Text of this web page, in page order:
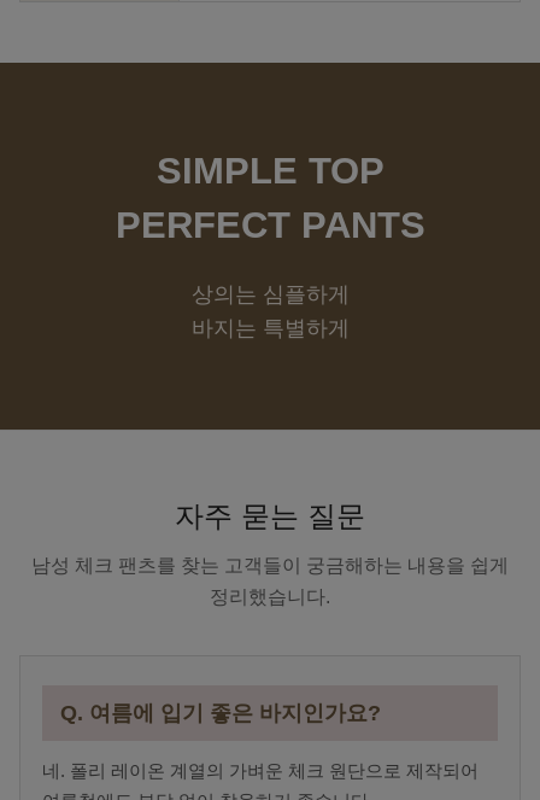
SIMPLE TOP
PERFECT PANTS
상의는 심플하게
바지는 특별하게
자주 묻는 질문
남성 체크 팬츠를 찾는 고객들이 궁금해하는 내용을 쉽게
정리했습니다.
Q. 여름에 입기 좋은 바지인가요?
네. 폴리 레이온 계열의 가벼운 체크 원단으로 제작되어